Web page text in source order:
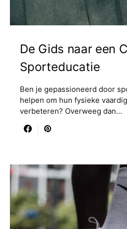
De Gids naar een
Sporteducatie
Ben je gepassioneerd door
helpen om hun fysieke
verbeteren? Overweeg dan…